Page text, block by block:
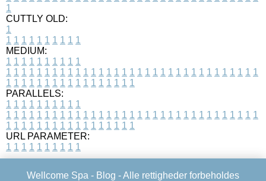
1
CUTTLY OLD:
1
1 1 1 1 1 1 1 1 1 1
MEDIUM:
1 1 1 1 1 1 1 1 1 1
1 1 1 1 1 1 1 1 1 1 1 1 1 1 1 1 1 1 1 1 1 1 1 1 1 1 1 1 1 1 1 1 1
1 1 1 1 1 1 1 1 1 1 1 1 1 1 1 1 1
PARALLELS:
1 1 1 1 1 1 1 1 1 1
1 1 1 1 1 1 1 1 1 1 1 1 1 1 1 1 1 1 1 1 1 1 1 1 1 1 1 1 1 1 1 1 1
1 1 1 1 1 1 1 1 1 1 1 1 1 1 1 1 1
URL PARAMETER:
1 1 1 1 1 1 1 1 1 1
Wellcome Spa - Blog - Alle rettigheder forbeholdes